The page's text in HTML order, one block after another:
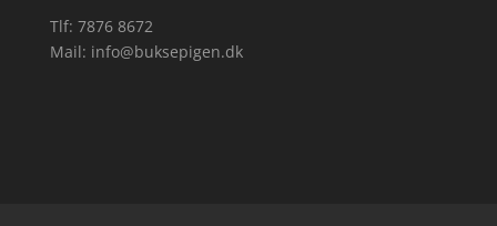
Tlf: 7876 8672
Mail: info@buksepigen.dk